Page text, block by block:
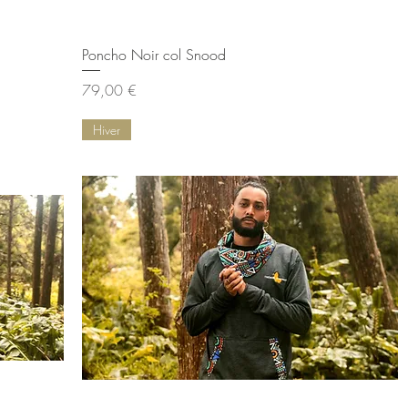
Aperçu rapide
Poncho Noir col Snood
Prix
79,00 €
Hiver